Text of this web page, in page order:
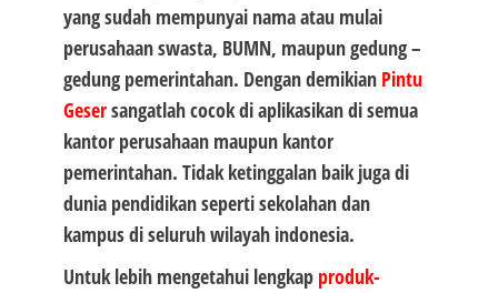
yang sudah mempunyai nama atau mulai
perusahaan swasta, BUMN, maupun gedung –
gedung pemerintahan. Dengan demikian Pintu
Gesersangatlah cocok di aplikasikan di semua
kantor perusahaan maupun kantor
pemerintahan. Tidak ketinggalan baik juga di
dunia pendidikan seperti sekolahan dan
kampus di seluruh wilayah indonesia.
Untuk lebih mengetahui lengkap produk-